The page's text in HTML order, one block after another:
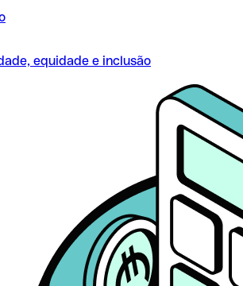
equidade e inclusão